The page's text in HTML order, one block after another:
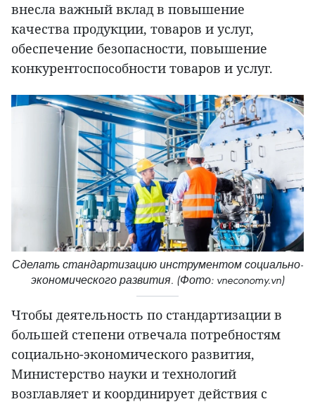
внесла важный вклад в повышение
качества продукции, товаров и услуг,
обеспечение безопасности, повышение
конкурентоспособности товаров и услуг.
Сделать стандартизацию инструментом социально-
экономического развития. (Фото: vneconomy.vn)
Чтобы деятельность по стандартизации в
большей степени отвечала потребностям
социально-экономического развития,
Министерство науки и технологий
возглавляет и координирует действия с